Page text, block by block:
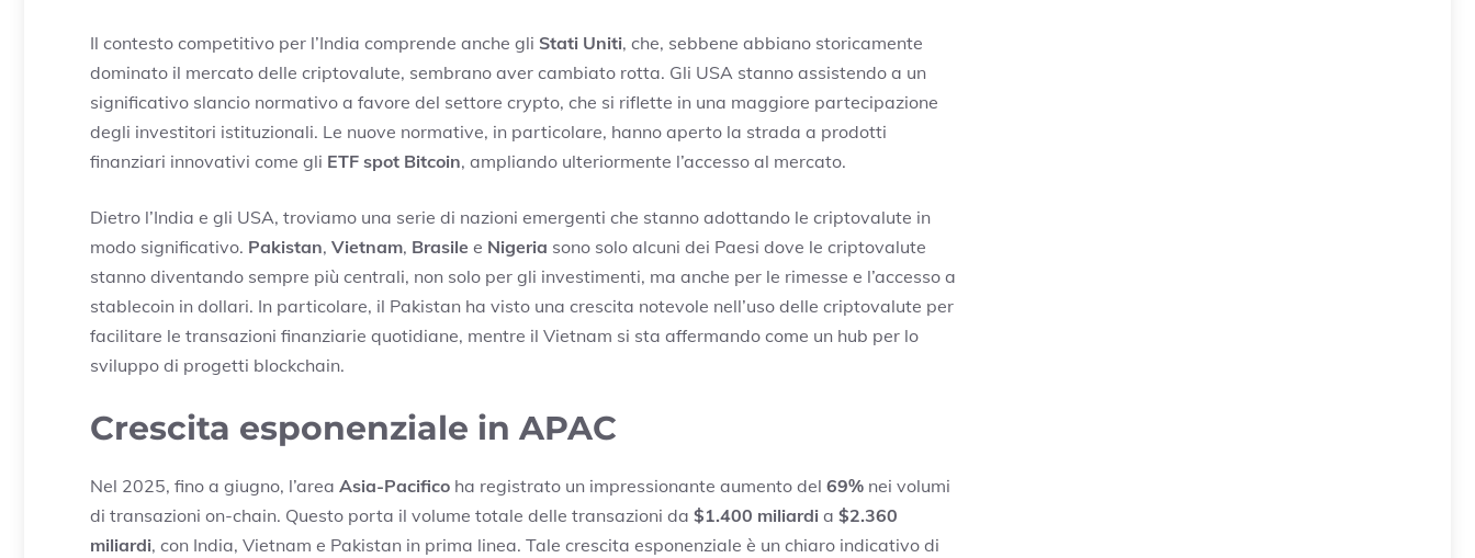
Il contesto competitivo per l’India comprende anche gli Stati Uniti, che, sebbene abbiano storicamente
dominato il mercato delle criptovalute, sembrano aver cambiato rotta. Gli USA stanno assistendo a un
significativo slancio normativo a favore del settore crypto, che si riflette in una maggiore partecipazione
degli investitori istituzionali. Le nuove normative, in particolare, hanno aperto la strada a prodotti
finanziari innovativi come gli ETF spot Bitcoin, ampliando ulteriormente l’accesso al mercato.
Dietro l’India e gli USA, troviamo una serie di nazioni emergenti che stanno adottando le criptovalute in
modo significativo. Pakistan, Vietnam, Brasile e Nigeria sono solo alcuni dei Paesi dove le criptovalute
stanno diventando sempre più centrali, non solo per gli investimenti, ma anche per le rimesse e l’accesso a
stablecoin in dollari. In particolare, il Pakistan ha visto una crescita notevole nell’uso delle criptovalute per
facilitare le transazioni finanziarie quotidiane, mentre il Vietnam si sta affermando come un hub per lo
sviluppo di progetti blockchain.
Crescita esponenziale in APAC
Nel 2025, fino a giugno, l’area Asia-Pacifico ha registrato un impressionante aumento del 69% nei volumi
di transazioni on-chain. Questo porta il volume totale delle transazioni da $1.400 miliardi a $2.360
miliardi, con India, Vietnam e Pakistan in prima linea. Tale crescita esponenziale è un chiaro indicativo di